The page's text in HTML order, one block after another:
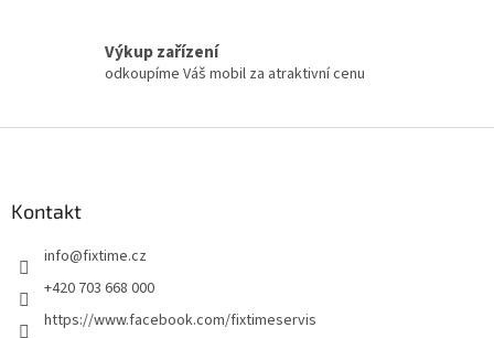
Výkup zařízení
odkoupíme Váš mobil za atraktivní cenu
Kontakt
info@fixtime.cz
+420 703 668 000
https://www.facebook.com/fixtimeservis